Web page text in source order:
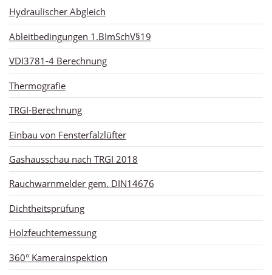
Hydraulischer Abgleich
Ableitbedingungen 1.BImSchV§19
VDI3781-4 Berechnung
Thermografie
TRGI-Berechnung
Einbau von Fensterfalzlüfter
Gashausschau nach TRGI 2018
Rauchwarnmelder gem. DIN14676
Dichtheitsprüfung
Holzfeuchtemessung
360° Kamerainspektion